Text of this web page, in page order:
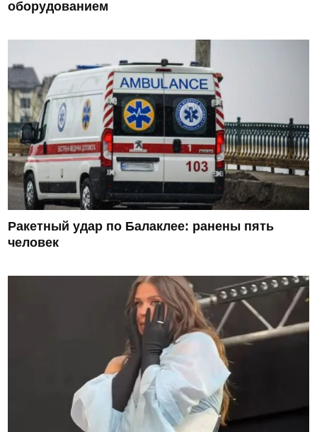
оборудованием
Ракетный удар по Балаклее: ранены пять
человек